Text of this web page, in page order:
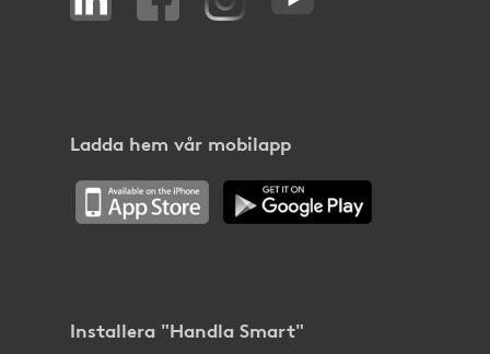
Ladda hem vår mobilapp
Installera "Handla Smart"